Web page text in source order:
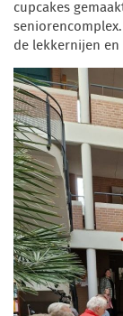
cupcakes
de lekkernijen